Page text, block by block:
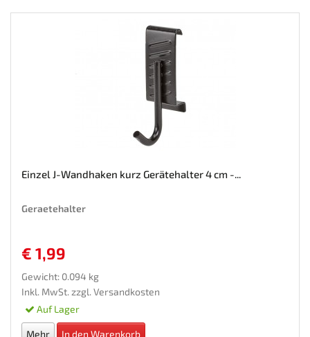
Einzel J-Wandhaken kurz Gerätehalter 4 cm -...
Geraetehalter
€ 1,99
Gewicht: 0.094 kg
Inkl. MwSt. zzgl. Versandkosten
Auf Lager
Mehr In den Warenkorb